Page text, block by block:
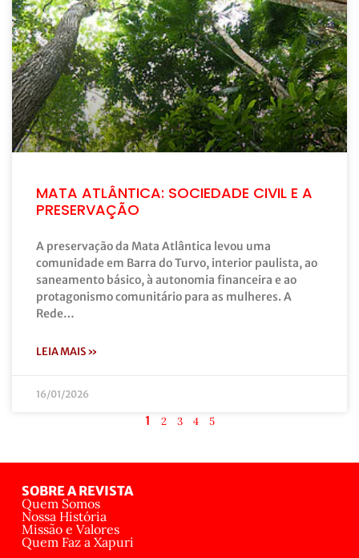
MATA ATLÂNTICA: SOCIEDADE CIVIL E A
PRESERVAÇÃO
A preservação da Mata Atlântica levou uma
comunidade em Barra do Turvo, interior paulista, ao
saneamento básico, à autonomia financeira e ao
protagonismo comunitário para as mulheres. A
Rede…
LEIA MAIS »
16/01/2026
1 2 3 4 5
SOBRE A REVISTA
Quem Somos
Nossa História
Missão e Valores
Quem Faz a Xapuri